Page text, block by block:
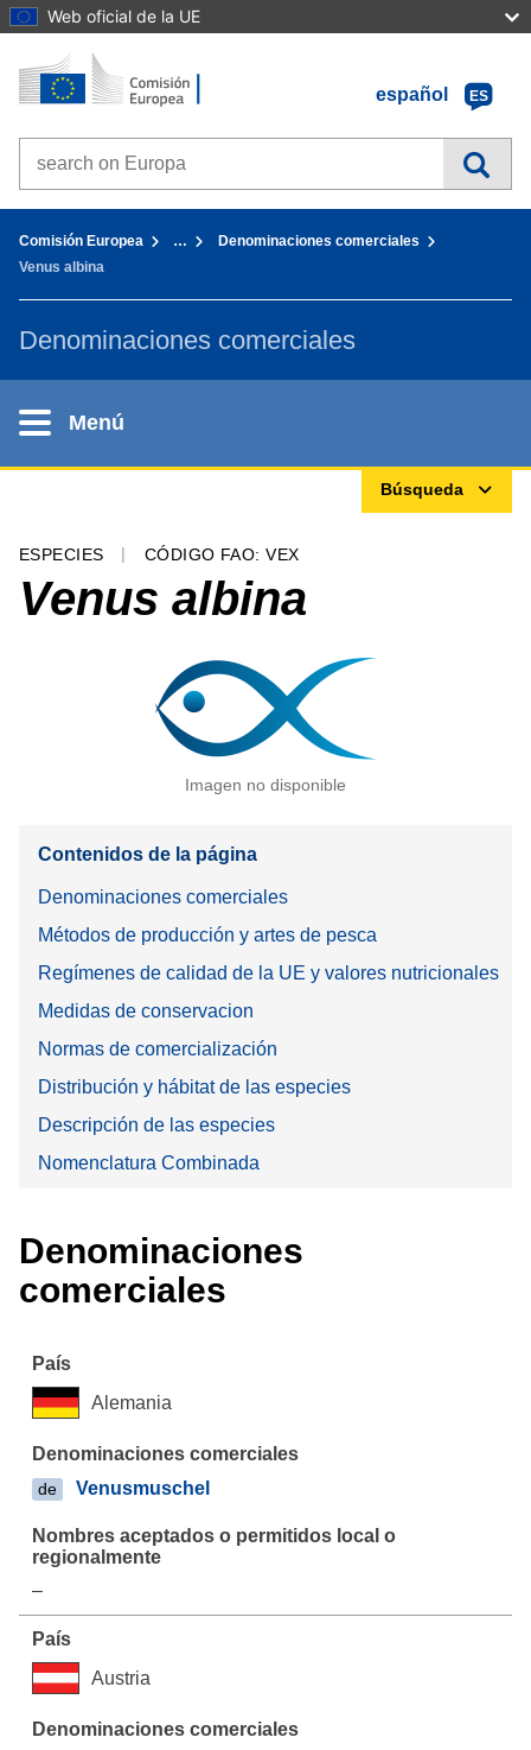
Web oficial de la UE
Ir al contenido
Inicio - Comisión Europea
español
ES
Search on Europa websites
Comisión Europea …
Denominaciones comerciales
Venus albina
Denominaciones comerciales
Menú
Búsqueda
ESPECIES CÓDIGO FAO: VEX
Venus albina
Imagen no disponible
Contenidos de la página
Denominaciones comerciales
Métodos de producción y artes de pesca
Regímenes de calidad de la UE y valores nutricionales
Medidas de conservacion
Normas de comercialización
Distribución y hábitat de las especies
Descripción de las especies
Nomenclatura Combinada
Denominaciones
comerciales
Alemania
de Venusmuschel
–
Austria